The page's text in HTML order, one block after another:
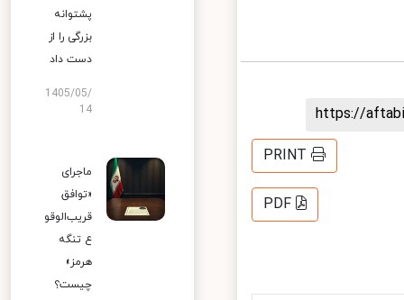
https://
PRINT
PDF
پشتوانه
بزرگی را از
دست داد
1405/05/
14
ماجرای
«توافق
قریب‌الوقو
ع تنگه
هرمز»
چیست؟